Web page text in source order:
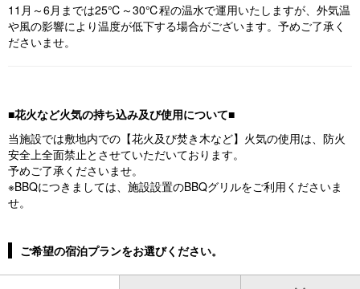
11月～6月までは25℃～30℃程の温水で運用いたしますが、外気温
や風の影響により温度が低下する場合がございます。予めご了承く
ださいませ。
■花火など火気の持ち込み及び使用について■
当施設では敷地内での【花火及び焚き木など】火気の使用は、防火
安全上全面禁止とさせていただいております。
予めご了承くださいませ。
※BBQにつきましては、施設設置のBBQグリルをご利用くださいま
せ。
ご希望の宿泊プランをお選びください。